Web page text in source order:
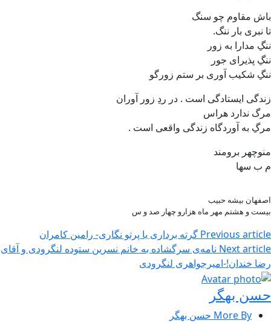
باش مقاوم چو سنگ
تا نبری بار ننگ.
ننگِ مدارا به زور
ننگِ پذیرای جور
ننگِ شکیب آوری بر ستم زورگو
زندگی ایستادگی است . در ردِ زور آوران
مرگ ندارد هراس
مرگِ به آوردگاه زندگی واقعی است .
منوچهر برومند
م ب سها
اصفهان بیشه حبیب
بیست و هشتم مهر ماه هزارو چهار صد و س
Previous article گرته برداری یا پرتو نگاری- رامین کامران
Next article نامه‌ی سرگشاده به خانم نسرین ستوده لنگرودی و آقای
رضا خندان!-امیرجواهری لنگرودی
حسن بهگر
More By حسن بهگر